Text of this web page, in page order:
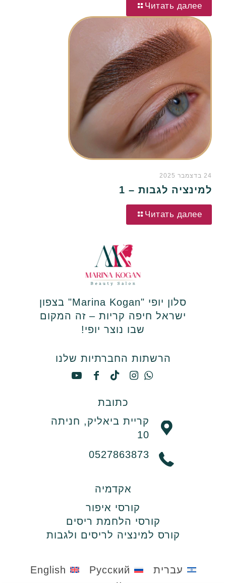
Читать далее
24 בדצמבר 2025
למינציה לגבות – 1
Читать далее
סלון יופי "Marina Kogan" בצפון
ישראל חיפה קריות – זה המקום
שבו נוצר יופי!
הרשתות החברתיות שלנו
כתובת
קריית ביאליק, חניתה
10
0527863873
אקדמיה
קורסי איפור
קורסי הלחמת ריסים
קורס למינציה לריסים ולגבות
עברית Русский
English